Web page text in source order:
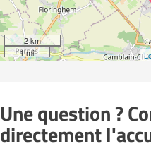
2 km
1 mi
Une question ?
directement